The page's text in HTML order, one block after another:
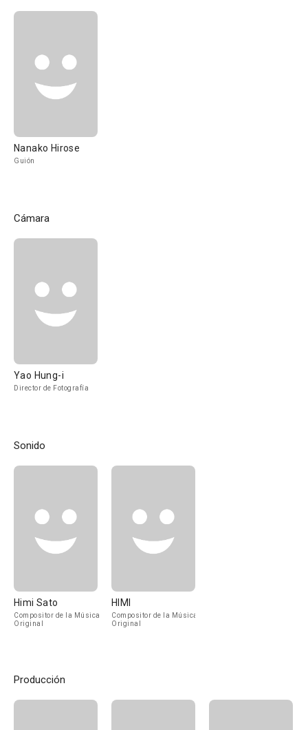
Nanako Hirose
Guión
Cámara
Yao Hung-i
Director de Fotografía
Sonido
Himi Sato
Compositor de la Música
Original
HIMI
Compositor de la Música
Original
Producción